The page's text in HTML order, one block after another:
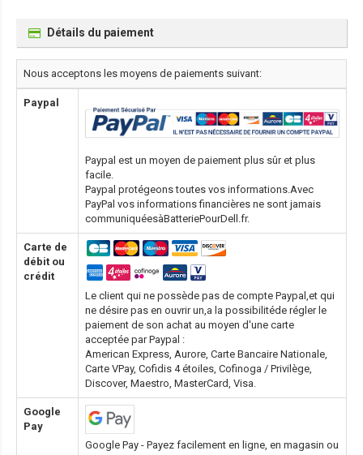
Détails du paiement
Nous acceptons les moyens de paiements suivant:
Paypal
Paypal est un moyen de paiement plus sûr et plus
facile.
Paypal protégeons toutes vos informations.Avec
PayPal vos informations financières ne sont jamais
communiquéesàBatteriePourDell.fr.
Carte de
débit ou
crédit
Le client qui ne possède pas de compte Paypal,et qui
ne désire pas en ouvrir un,a la possibilitéde régler le
paiement de son achat au moyen d'une carte
acceptée par Paypal :
American Express, Aurore, Carte Bancaire Nationale,
Carte VPay, Cofidis 4 étoiles, Cofinoga / Privilège,
Discover, Maestro, MasterCard, Visa.
Google
Pay
Google Pay - Payez facilement en ligne, en magasin ou